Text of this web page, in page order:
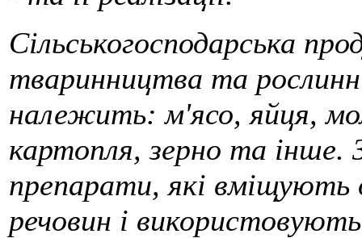
Сільськогосподарська
тваринництва та
належить: м'ясо, яйця,
картопля, зерно та інше.
препарати, які вміщують
речовин і